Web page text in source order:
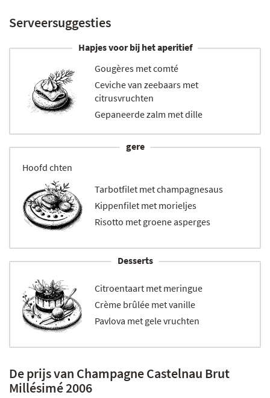
Serveersuggesties
Hapjes voor bij het aperitief
Gougères met comté
Ceviche van zeebaars met
citrusvruchten
Gepaneerde zalm met dille
Hoofd
gere
chten
Tarbotfilet met champagnesaus
Kippenfilet met morieljes
Risotto met groene asperges
Desserts
Citroentaart met meringue
Crème brûlée met vanille
Pavlova met gele vruchten
De prijs van Champagne Castelnau Brut
Millésimé 2006